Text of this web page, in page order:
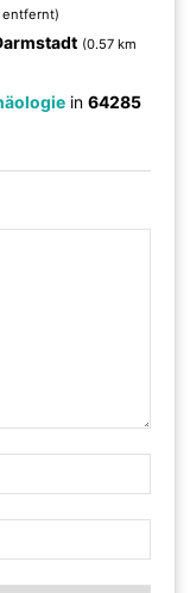
entfernt)
(0.57 km
in64285